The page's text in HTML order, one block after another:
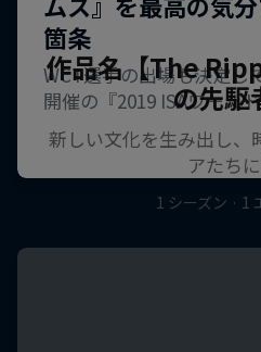
作品名【The
の先駆
新しい文化を生み出し、
アたち
1 シーズン · 1